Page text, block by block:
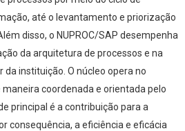
até o levantamento e priorização
disso, o NUPROC/SAP desempenha
da arquitetura de processos e na
da instituição. O núcleo opera no
coordenada e orientada pelo
principal é a contribuição para a
consequência, a eficiência e eficácia